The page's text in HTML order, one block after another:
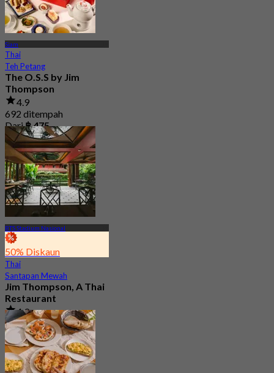
Siam
Thai
Teh Petang
The O.S.S by Jim
Thompson
4.9
692 ditempah
Dari฿ 475
BTS Stadium Nasional
50% Diskaun
Thai
Santapan Mewah
Jim Thompson, A Thai
Restaurant
4.9
5.3K ditempah
Dari฿ 690